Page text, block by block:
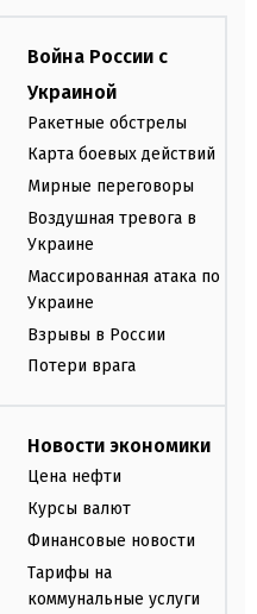
Война России с
Украиной
Ракетные обстрелы
Карта боевых действий
Мирные переговоры
Воздушная тревога в
Украине
Массированная атака по
Украине
Взрывы в России
Потери врага
Новости экономики
Цена нефти
Курсы валют
Финансовые новости
Тарифы на
коммунальные услуги